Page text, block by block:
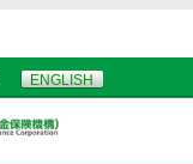
ENGLISH